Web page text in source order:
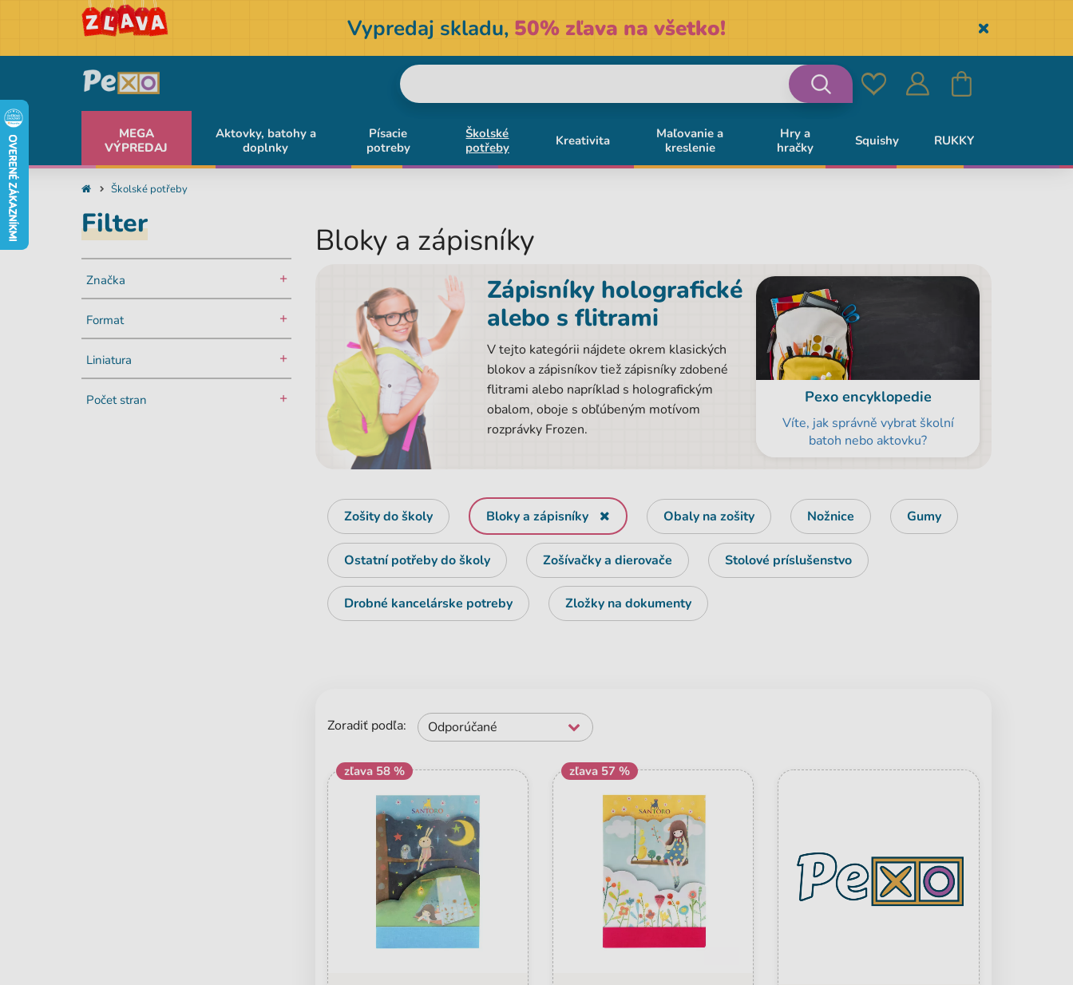
Vypredaj skladu, 50% zľava na všetko! Skryť
ObľúbenéPrihlásiť Košík
MEGA
VÝPREDAJ
Aktovky, batohy a
doplnky
Písacie
potreby
Školské
potřeby
Kreativita
Maľovanie a
kreslenie
Hry a
hračky
Squishy RUKKY
Školské potřeby
Filter
Značka
Format
Liniatura
Počet stran
Bloky a zápisníky
Zápisníky holografické
alebo s flitrami
V tejto kategórii nájdete okrem klasických
blokov a zápisníkov tiež zápisníky zdobené
flitrami alebo napríklad s holografickým
obalom, oboje s obľúbeným motívom
rozprávky Frozen.
Pexo encyklopedie
Víte, jak správně vybrat školní
batoh nebo aktovku?
Zošity do školy Bloky a zápisníky Obaly na zošity Nožnice Gumy
Ostatní potřeby do školy Zošívačky a dierovače Stolové príslušenstvo
Drobné kancelárske potreby Zložky na dokumenty
Zoradiť podľa: Odporúčané
zľava 58 % zľava 57 %